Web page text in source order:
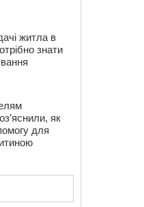
житла в
знати
як
для